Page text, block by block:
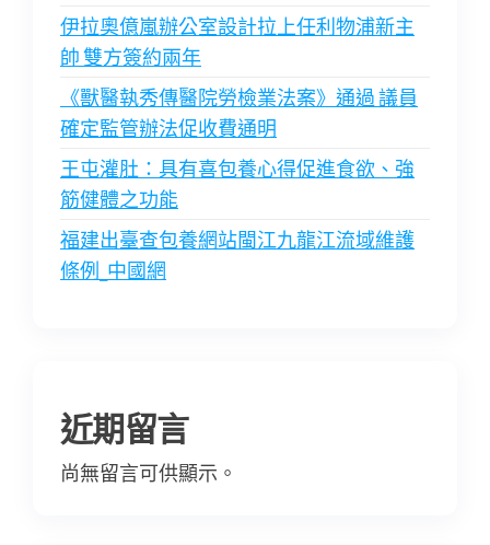
伊拉奧億嵐辦公室設計拉上任利物浦新主
帥 雙方簽約兩年
《獸醫執秀傳醫院勞檢業法案》通過 議員
確定監管辦法促收費通明
王屯灌肚：具有喜包養心得促進食欲、強
筋健體之功能
福建出臺查包養網站閩江九龍江流域維護
條例_中國網
近期留言
尚無留言可供顯示。